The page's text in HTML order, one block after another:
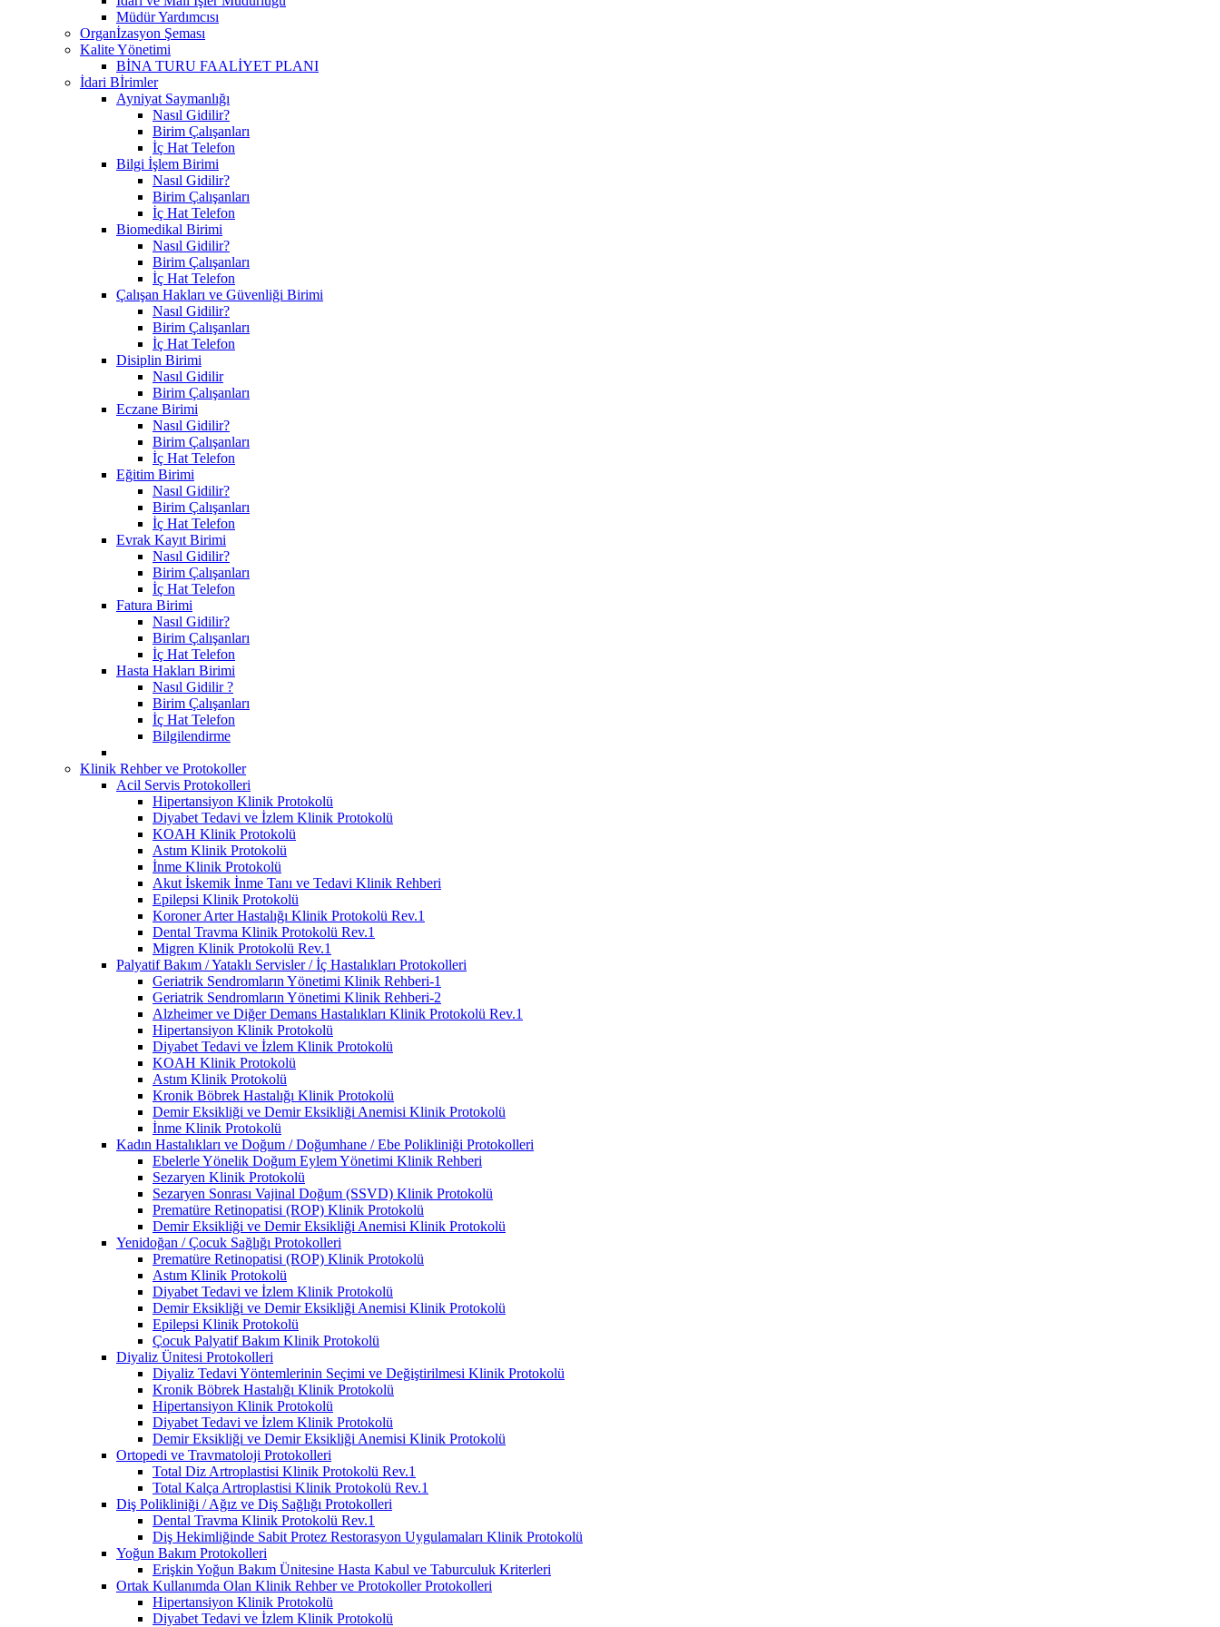
Müdür Yardımcısı
Organİzasyon Şeması
Kalite Yönetimi
BİNA TURU FAALİYET PLANI
İdari Bİrimler
Ayniyat Saymanlığı
Nasıl Gidilir?
Birim Çalışanları
İç Hat Telefon
Bilgi İşlem Birimi
Nasıl Gidilir?
Birim Çalışanları
İç Hat Telefon
Biomedikal Birimi
Nasıl Gidilir?
Birim Çalışanları
İç Hat Telefon
Çalışan Hakları ve Güvenliği Birimi
Nasıl Gidilir?
Birim Çalışanları
İç Hat Telefon
Disiplin Birimi
Nasıl Gidilir
Birim Çalışanları
Eczane Birimi
Nasıl Gidilir?
Birim Çalışanları
İç Hat Telefon
Eğitim Birimi
Nasıl Gidilir?
Birim Çalışanları
İç Hat Telefon
Evrak Kayıt Birimi
Nasıl Gidilir?
Birim Çalışanları
İç Hat Telefon
Fatura Birimi
Nasıl Gidilir?
Birim Çalışanları
İç Hat Telefon
Hasta Hakları Birimi
Nasıl Gidilir ?
Birim Çalışanları
İç Hat Telefon
Bilgilendirme
Klinik Rehber ve Protokoller
Acil Servis Protokolleri
Hipertansiyon Klinik Protokolü
Diyabet Tedavi ve İzlem Klinik Protokolü
KOAH Klinik Protokolü
Astım Klinik Protokolü
İnme Klinik Protokolü
Akut İskemik İnme Tanı ve Tedavi Klinik Rehberi
Epilepsi Klinik Protokolü
Koroner Arter Hastalığı Klinik Protokolü Rev.1
Dental Travma Klinik Protokolü Rev.1
Migren Klinik Protokolü Rev.1
Palyatif Bakım / Yataklı Servisler / İç Hastalıkları Protokolleri
Geriatrik Sendromların Yönetimi Klinik Rehberi-1
Geriatrik Sendromların Yönetimi Klinik Rehberi-2
Alzheimer ve Diğer Demans Hastalıkları Klinik Protokolü Rev.1
Hipertansiyon Klinik Protokolü
Diyabet Tedavi ve İzlem Klinik Protokolü
KOAH Klinik Protokolü
Astım Klinik Protokolü
Kronik Böbrek Hastalığı Klinik Protokolü
Demir Eksikliği ve Demir Eksikliği Anemisi Klinik Protokolü
İnme Klinik Protokolü
Kadın Hastalıkları ve Doğum / Doğumhane / Ebe Polikliniği Protokolleri
Ebelerle Yönelik Doğum Eylem Yönetimi Klinik Rehberi
Sezaryen Klinik Protokolü
Sezaryen Sonrası Vajinal Doğum (SSVD) Klinik Protokolü
Prematüre Retinopatisi (ROP) Klinik Protokolü
Demir Eksikliği ve Demir Eksikliği Anemisi Klinik Protokolü
Yenidoğan / Çocuk Sağlığı Protokolleri
Prematüre Retinopatisi (ROP) Klinik Protokolü
Astım Klinik Protokolü
Diyabet Tedavi ve İzlem Klinik Protokolü
Demir Eksikliği ve Demir Eksikliği Anemisi Klinik Protokolü
Epilepsi Klinik Protokolü
Çocuk Palyatif Bakım Klinik Protokolü
Diyaliz Ünitesi Protokolleri
Diyaliz Tedavi Yöntemlerinin Seçimi ve Değiştirilmesi Klinik Protokolü
Kronik Böbrek Hastalığı Klinik Protokolü
Hipertansiyon Klinik Protokolü
Diyabet Tedavi ve İzlem Klinik Protokolü
Demir Eksikliği ve Demir Eksikliği Anemisi Klinik Protokolü
Ortopedi ve Travmatoloji Protokolleri
Total Diz Artroplastisi Klinik Protokolü Rev.1
Total Kalça Artroplastisi Klinik Protokolü Rev.1
Diş Polikliniği / Ağız ve Diş Sağlığı Protokolleri
Dental Travma Klinik Protokolü Rev.1
Diş Hekimliğinde Sabit Protez Restorasyon Uygulamaları Klinik Protokolü
Yoğun Bakım Protokolleri
Erişkin Yoğun Bakım Ünitesine Hasta Kabul ve Taburculuk Kriterleri
Ortak Kullanımda Olan Klinik Rehber ve Protokoller Protokolleri
Hipertansiyon Klinik Protokolü
Diyabet Tedavi ve İzlem Klinik Protokolü